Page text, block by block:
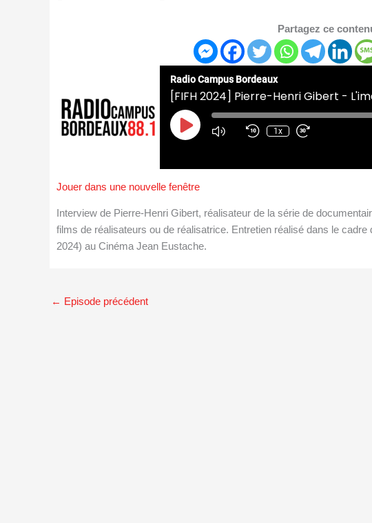
Partagez ce
Radio Campus Bordeaux
[FIFH 2024] Pierre-Henri Gibert -
Play
Episode
1x
Jouer dans une nouvelle fenêtre
Interview de Pierre-Henri Gibert, réalisateur de la série de
films de réalisateurs ou de réalisatrice. Entretien réalisé dans le
2024) au Cinéma Jean Eustache.
← Episode précédent